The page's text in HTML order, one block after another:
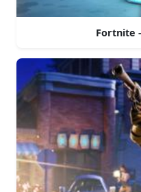
Fortnite